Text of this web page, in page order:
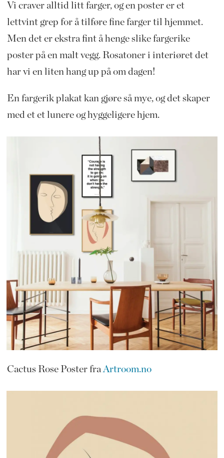
Vi craver alltid litt farger, og en poster er et
lettvint grep for å tilføre fine farger til hjemmet.
Men det er ekstra fint å henge slike fargerike
poster på en malt vegg. Rosatoner i interiøret det
har vi en liten hang up på om dagen!
En fargerik plakat kan gjøre så mye, og det skaper
med et et lunere og hyggeligere hjem.
Cactus Rose Poster fra Artroom.no